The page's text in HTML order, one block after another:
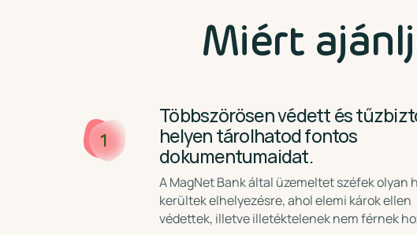
Miért
1
Többszörösen védett és
helyen tárolhatod fontos
dokumentumaidat.
A MagNet Bank által üzemeltet széfek olyan
kerültek elhelyezésre, ahol elemi károk ellen
védettek, illetve illetéktelenek nem férnek